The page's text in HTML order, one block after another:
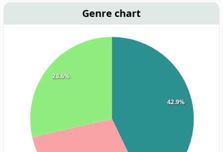
Genre chart
42.9%
28.6%